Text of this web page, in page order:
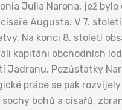
Julia Narona, jež
Augusta. V 7.
Na konci 8. století
kapitáni obchodních
Jadranu. Pozůstatky
práce se pak
bohů a císařů,